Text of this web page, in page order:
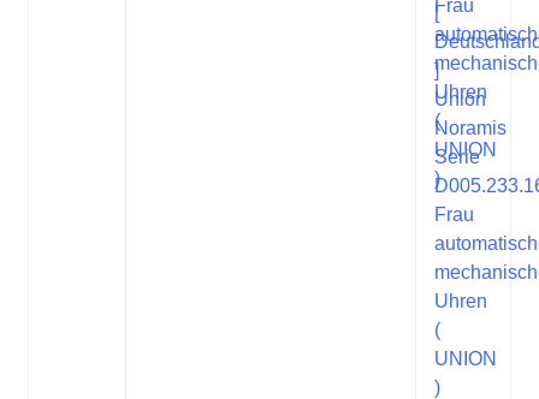
[
]
Union
Noramis
Serie
Frau
Uhren
(
UNION
)